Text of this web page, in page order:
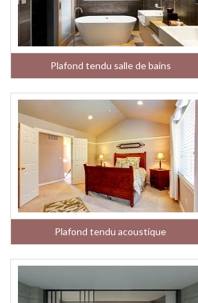
Plafond tendu salle de bains
Plafond tendu acoustique